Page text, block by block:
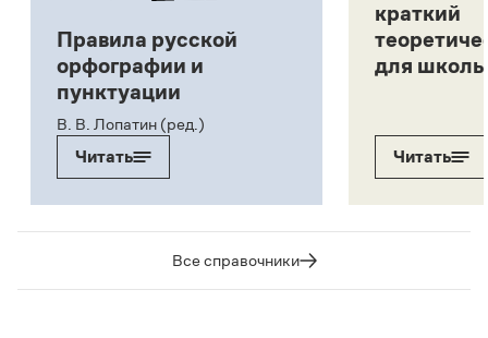
Правила русской
орфографии и
пунктуации
В. В. Лопатин (ред.)
Читать
краткий
для
Читать
Все справочники